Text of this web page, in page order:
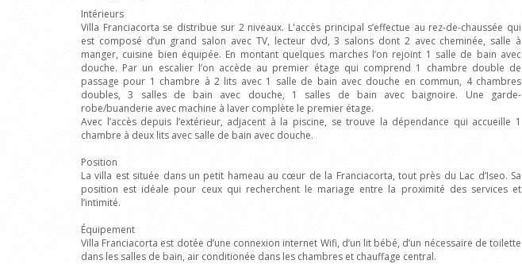
Intérieurs
Villa Franciacorta se distribue sur 2 niveaux. L'accès principal s’effectue au rez-de-chaussée qui
est composé d’un grand salon avec TV, lecteur dvd, 3 salons dont 2 avec cheminée, salle à
manger, cuisine bien équipée. En montant quelques marches l’on rejoint 1 salle de bain avec
douche. Par un escalier l’on accède au premier étage qui comprend 1 chambre double de
passage pour 1 chambre à 2 lits avec 1 salle de bain avec douche en commun, 4 chambres
doubles, 3 salles de bain avec douche, 1 salles de bain avec baignoire. Une garde-
robe/buanderie avec machine à laver complète le premier étage.
Avec l’accès depuis l’extérieur, adjacent à la piscine, se trouve la dépendance qui accueille 1
chambre à deux lits avec salle de bain avec douche.
Position
La villa est située dans un petit hameau au cœur de la Franciacorta, tout près du Lac d’Iseo. Sa
position est idéale pour ceux qui recherchent le mariage entre la proximité des services et
l’intimité.
Équipement
Villa Franciacorta est dotée d’une connexion internet Wifi, d’un lit bébé, d’un nécessaire de toilette
dans les salles de bain, air conditionée dans les chambres et chauffage central.